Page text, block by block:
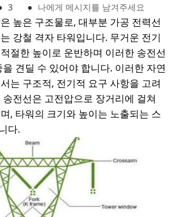
3 ● 나에게 메시지를 남겨주세요
높은 구조물로, 대부분 가공 전력선
강철 격자 타워입니다. 무거운 전기
절한 높이로 운반하며 이러한 송전선
견딜 수 있어야 합니다. 이러한 자연
는 구조적, 전기적 요구 사항을 고려
전선은 고전압으로 장거리에 걸쳐
, 타워의 크기와 높이는 노출되는 스
다.